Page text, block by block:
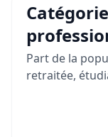
Part de la
retraitée,